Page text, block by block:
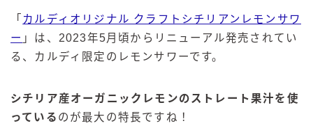
「 カルディオリジナル クラフトシチリアンレモンサワ
ー 」は、2023年5月頃からリニューアル発売されてい
る、カルディ限定のレモンサワーです。
シチリア産オーガニックレモンのストレート果汁を使
っている のが最大の特長ですね！